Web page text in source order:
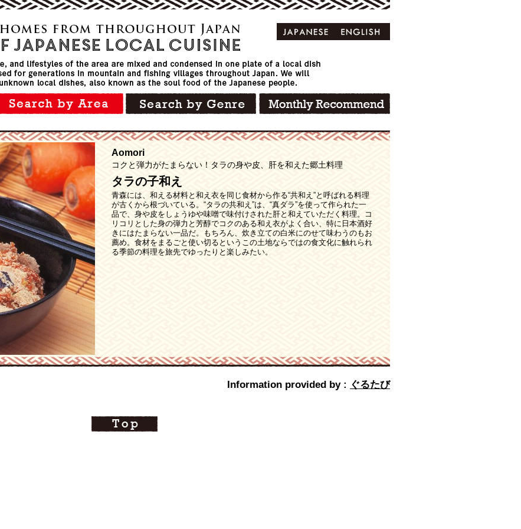
Aomori
コクと弾力がたまらない！タラの身や皮、肝を和えた郷土料理
タラの子和え
青森には、和える材料と和え衣を同じ食材から作る“共和え”と呼ばれる料理
が古くから根づいている。“タラの共和え”は、“真ダラ”を使って作られた一
品で、身や皮をしょうゆや味噌で味付けされた肝と和えていただく料理。コ
リコリとした身の弾力と芳醇でコクのある和え衣がよく合い、特に日本酒好
きにはたまらない一品だ。もちろん、炊き立ての白米にのせて味わうのもお
薦め。食材をまるごと使い切るというこの土地ならではの食文化に触れられ
る季節の料理を旅先でゆったりと楽しみたい。
Information provided by : ぐるたび